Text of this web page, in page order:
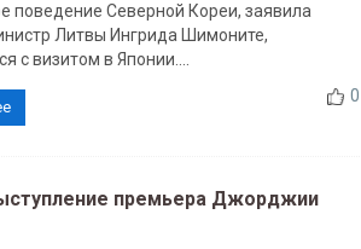
поведение Северной Кореи, заявила
Литвы Ингрида Шимоните,
с визитом в Японии....
0
премьера Джорджии